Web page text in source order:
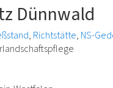
Dünnwald
Richtstätte NS-